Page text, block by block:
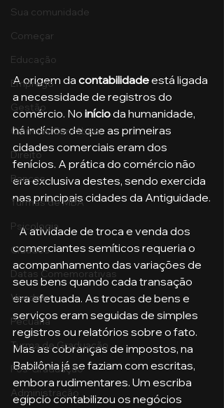
Sua comunidade
Começar
Educação
Emprego
Gestão
Ciências Contábeis
Direito
Bancos
Turmas de MBA
Psicologia
Cidades
Datas Comemorativas
Vendas
Pecuária
Turma de Graduação
Pós-Graduação
Administração
A origem da contabilidade está ligada
a necessidade de registros do
comércio. No início da humanidade,
há indícios de que as primeiras
cidades comerciais eram dos
fenícios. A prática do comércio não
era exclusiva destes, sendo exercida
nas principais cidades da Antiguidade.
   A atividade de troca e venda dos
comerciantes semíticos requeria o
acompanhamento das variações de
seus bens quando cada transação
era efetuada. As trocas de bens e
serviços eram seguidas de simples
registros ou relatórios sobre o fato.
Mas as cobranças de impostos, na
Babilônia já se faziam com escritas,
embora rudimentares. Um escriba
egípcio contabilizou os negócios